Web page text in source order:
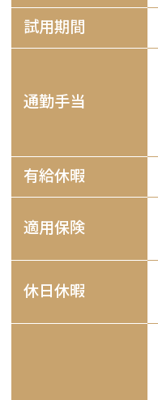
試用期間
通勤手当
有給休暇
適用保険
休日休暇